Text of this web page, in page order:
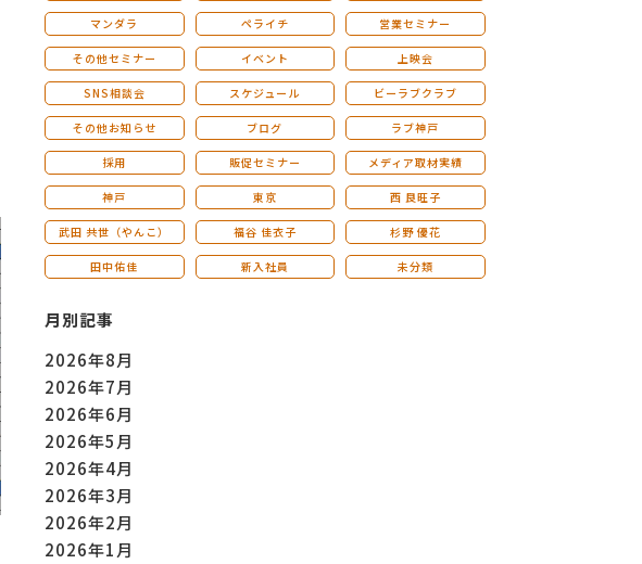
マンダラ ペライチ 営業セミナー
その他セミナー イベント 上映会
SNS相談会 スケジュール ビーラブクラブ
その他お知らせ ブログ ラブ神戸
採用 販促セミナー メディア取材実績
神戸 東京 西 良旺子
武田 共世（やんこ） 福谷 佳衣子 杉野 優花
田中佑佳 新入社員 未分類
月別記事
2026年8月
2026年7月
2026年6月
2026年5月
2026年4月
2026年3月
2026年2月
2026年1月